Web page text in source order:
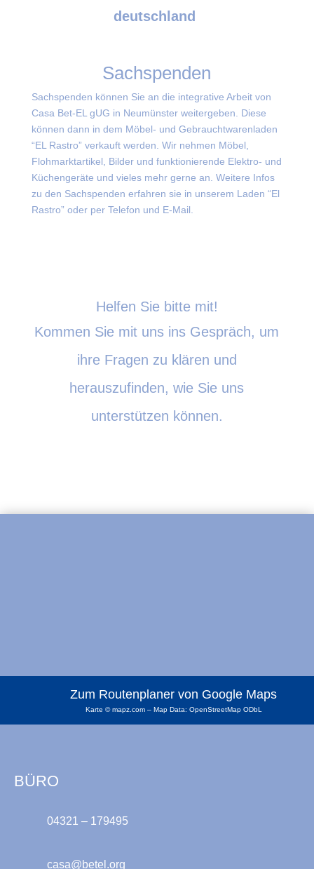
deutschland
Sachspenden
Sachspenden können Sie an die integrative Arbeit von
Casa Bet-EL gUG in Neumünster weitergeben. Diese
können dann in dem Möbel- und Gebrauchtwarenladen
“EL Rastro” verkauft werden. Wir nehmen Möbel,
Flohmarktartikel, Bilder und funktionierende Elektro- und
Küchengeräte und vieles mehr gerne an. Weitere Infos
zu den Sachspenden erfahren sie in unserem Laden “El
Rastro” oder per Telefon und E-Mail.
Helfen Sie bitte mit!
Kommen Sie mit uns ins Gespräch, um
ihre Fragen zu klären und
herauszufinden, wie Sie uns
unterstützen können.
Zum Routenplaner von Google Maps
Karte © mapz.com – Map Data: OpenStreetMap ODbL
BÜRO
04321 – 179495
casa@betel.org